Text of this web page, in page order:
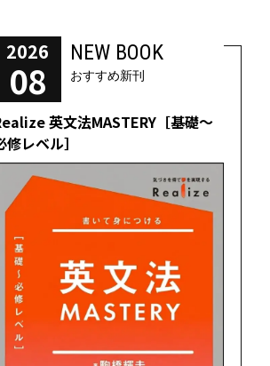
2026
08
NEW BOOK
おすすめ新刊
英文法MASTERY［基礎～
修レベル］